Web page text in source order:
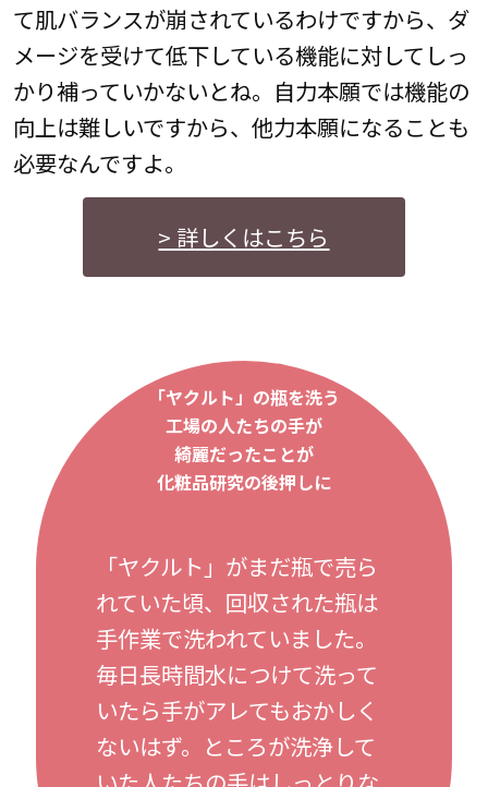
て肌バランスが崩されているわけですから、ダ
メージを受けて低下している機能に対してしっ
かり補っていかないとね。自力本願では機能の
向上は難しいですから、他力本願になることも
必要なんですよ。
> 詳しくはこちら
「ヤクルト」の瓶を洗う
工場の人たちの手が
綺麗だったことが
化粧品研究の後押しに
「ヤクルト」がまだ瓶で売ら
れていた頃、回収された瓶は
手作業で洗われていました。
毎日長時間水につけて洗って
いたら手がアレてもおかしく
ないはず。ところが洗浄して